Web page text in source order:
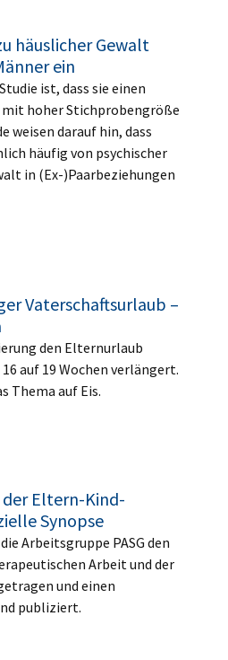
häuslicher Gewalt
ein
ist, dass sie einen
hoher Stichprobengröße
weisen darauf hin, dass
häufig von psychischer
in (Ex-)Paarbeziehungen
Vaterschaftsurlaub –
den Elternurlaub
auf 19 Wochen verlängert.
Thema auf Eis.
der Eltern-Kind-
Synopse
Arbeitsgruppe PASG den
Arbeit und der
und einen
publiziert.